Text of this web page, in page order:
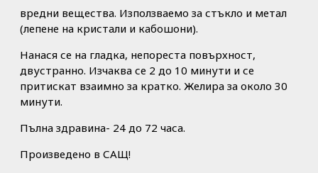
вредни вещества. Използваемо за стъкло и метал
(лепене на кристали и кабошони).
Нанася се на гладка, непореста повърхност,
двустранно. Изчаква се 2 до 10 минути и се
притискат взаимно за кратко. Желира за около 30
минути.
Пълна здравина- 24 до 72 часа.
Произведено в САЩ!